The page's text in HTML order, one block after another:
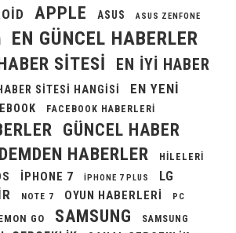
APPLE ASUS ASUS ZENFONE
EN GÜNCEL HABERLER
SITESI
EN IYI HABER
SITESI HANGISI
EN YENI
FACEBOOK HABERLERI
GÜNCEL HABER
HABERLER
HILELERI
IPHONE 7 IPHONE 7 PLUS LG
NOTE 7 OYUN HABERLERI PC
GO SAMSUNG
SAMSUNG